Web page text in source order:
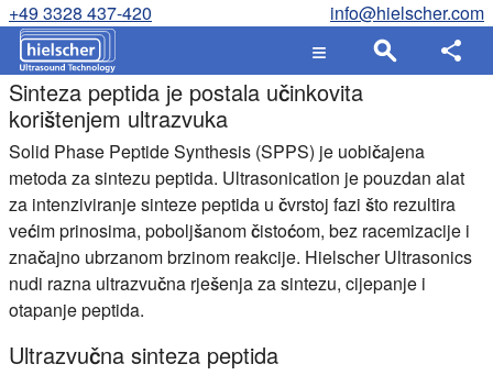
+49 3328 437-420 info@hielscher.com
Sinteza peptida je postala učinkovita
korištenjem ultrazvuka
Solid Phase Peptide Synthesis (SPPS) je uobičajena
metoda za sintezu peptida. Ultrasonication je pouzdan alat
za intenziviranje sinteze peptida u čvrstoj fazi što rezultira
većim prinosima, poboljšanom čistoćom, bez racemizacije i
značajno ubrzanom brzinom reakcije. Hielscher Ultrasonics
nudi razna ultrazvučna rješenja za sintezu, cijepanje i
otapanje peptida.
Ultrazvučna sinteza peptida